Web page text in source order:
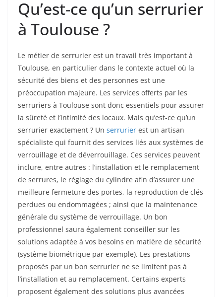
Qu’est-ce qu’un serrurier
à Toulouse ?
Le métier de serrurier est un travail très important à
Toulouse, en particulier dans le contexte actuel où la
sécurité des biens et des personnes est une
préoccupation majeure. Les services offerts par les
serruriers à Toulouse sont donc essentiels pour assurer
la sûreté et l’intimité des locaux. Mais qu’est-ce qu’un
serrurier exactement ? Un serrurier est un artisan
spécialiste qui fournit des services liés aux systèmes de
verrouillage et de déverrouillage. Ces services peuvent
inclure, entre autres : l’installation et le remplacement
de serrures, le réglage du cylindre afin d’assurer une
meilleure fermeture des portes, la reproduction de clés
perdues ou endommagées ; ainsi que la maintenance
générale du système de verrouillage. Un bon
professionnel saura également conseiller sur les
solutions adaptée à vos besoins en matière de sécurité
(système biométrique par exemple). Les prestations
proposés par un bon serrurier ne se limitent pas à
l’installation et au remplacement. Certains experts
proposent également des solutions plus avancées